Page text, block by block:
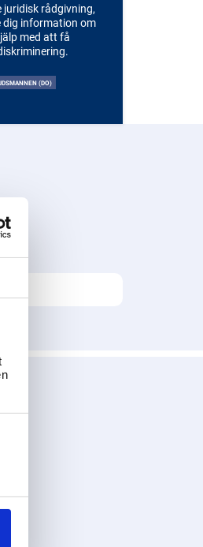
juridisk rådgivning,
dig information om
med att få
(DO)